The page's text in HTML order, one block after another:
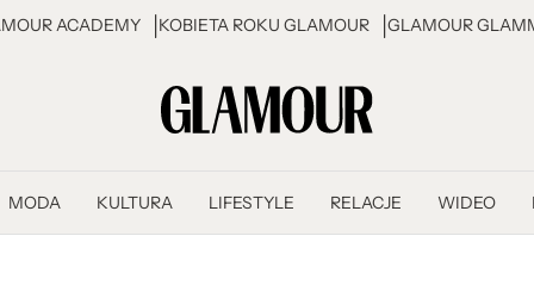
ACADEMY KOBIETA ROKU GLAMOUR GLAMOUR
MODA KULTURA LIFESTYLE RELACJE WIDEO